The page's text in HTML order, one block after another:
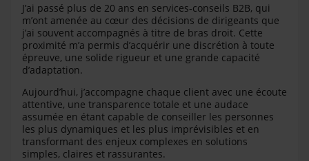
J’ai passé plus de 20 ans en services‑conseils B2B, qui
m’ont amenée au cœur des décisions de dirigeants que
j’ai souvent accompagnés à titre de bras droit. Cette
proximité m’a permis d’acquérir une discrétion à toute
épreuve, une solide rigueur et une grande capacité
d’adaptation.
Aujourd’hui, j’accompagne chaque client avec une écoute
attentive, une transparence totale et une audace
assumée en étant capable de conseiller les personnes
les plus dynamiques et les plus imprévisibles et en
transformant des enjeux complexes en solutions
simples, claires et rassurantes.